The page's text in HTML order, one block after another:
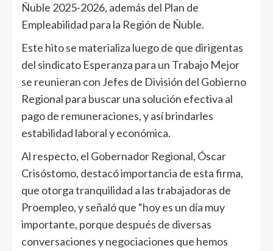
Ñuble 2025-2026, además del Plan de
Empleabilidad para la Región de Ñuble.
Este hito se materializa luego de que dirigentas
del sindicato Esperanza para un Trabajo Mejor
se reunieran con Jefes de División del Gobierno
Regional para buscar una solución efectiva al
pago de remuneraciones, y así brindarles
estabilidad laboral y económica.
Al respecto, el Gobernador Regional, Óscar
Crisóstomo, destacó importancia de esta firma,
que otorga tranquilidad a las trabajadoras de
Proempleo, y señaló que “hoy es un día muy
importante, porque después de diversas
conversaciones y negociaciones que hemos